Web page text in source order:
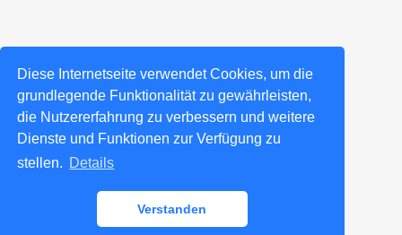
Diese Internetseite verwendet Cookies, um die
grundlegende Funktionalität zu gewährleisten,
die Nutzererfahrung zu verbessern und weitere
Dienste und Funktionen zur Verfügung zu
stellen. Details
Verstanden